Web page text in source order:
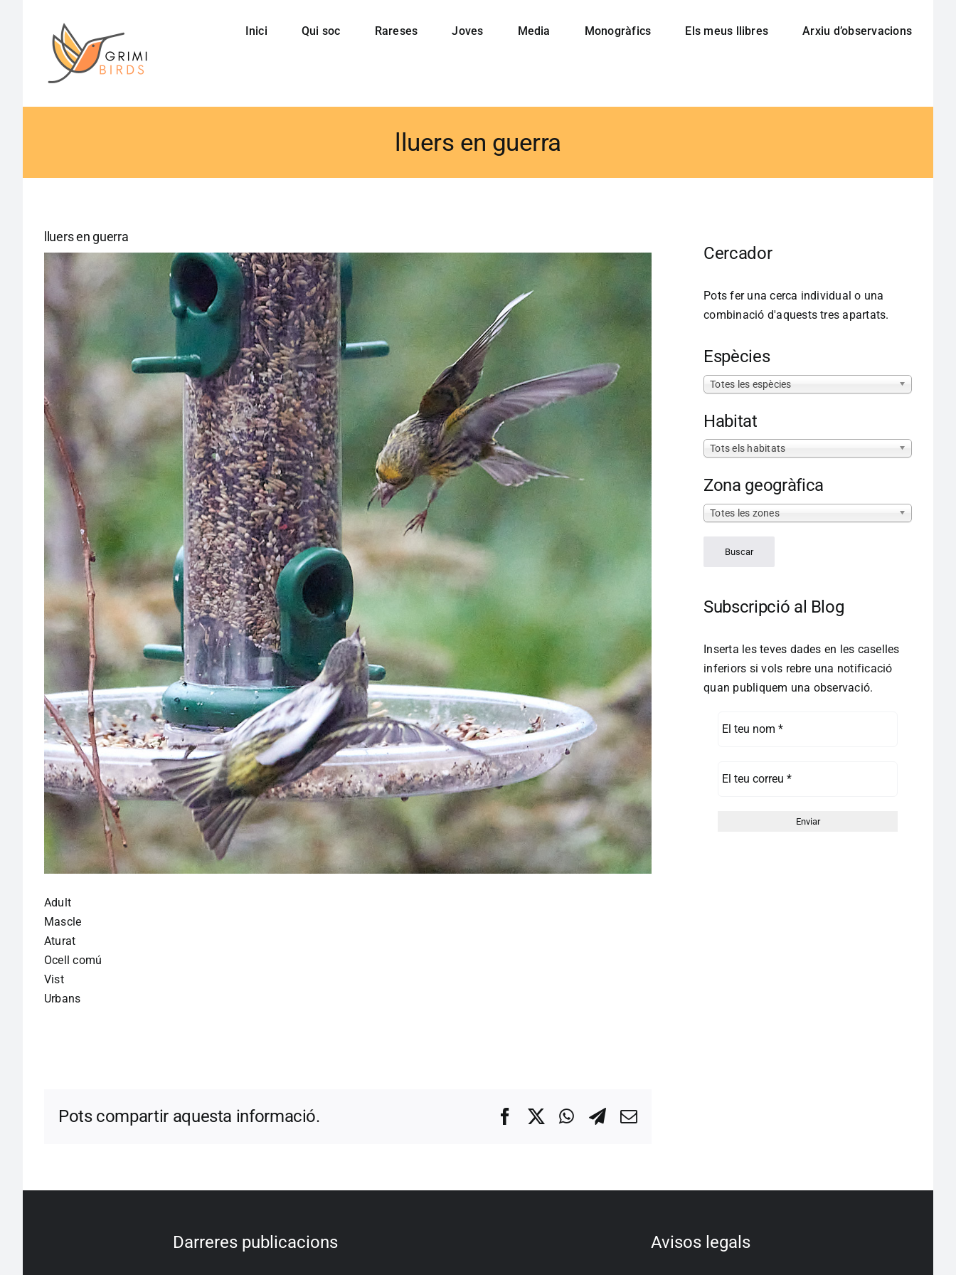
Inici Qui soc Rareses Joves Media Monogràfics Els meus llibres Arxiu d’observacions
lluers en guerra
lluers en guerra
Adult
Mascle
Aturat
Ocell comú
Vist
Urbans
Pots compartir aquesta informació. FacebookWhatsApp
Telegram
Correo
Cercador
Pots fer una cerca individual o una
combinació d'aquests tres apartats.
Espècies
Totes les espècies
Habitat
Tots els habitats
Zona geogràfica
Totes les zones
Subscripció al Blog
Inserta les teves dades en les caselles
inferiors si vols rebre una notificació
quan publiquem una observació.
Darreres publicacions Avisos legals